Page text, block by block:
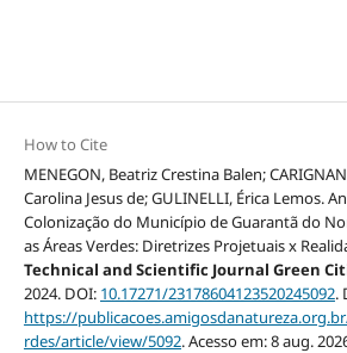
How to Cite
MENEGON, Beatriz Crestina Balen;
Carolina Jesus de; GULINELLI, Érica Lemos.
Colonização do Município de Guarantã do
as Áreas Verdes: Diretrizes Projetuais x
Technical and Scientific Journal Green
2024. DOI: 10.17271/23178604123520245092.
https://
rdes/article/view/5092. Acesso em: 8 aug.